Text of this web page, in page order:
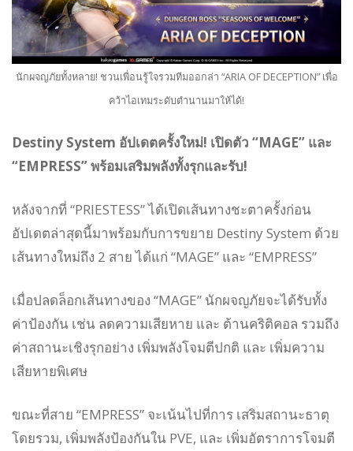
นักผจญภัยทั้งหลาย! ชวนเพื่อนรู้ใจรวมทีมออกล่า “ARIA OF DECEPTION” เพื่อ
คว้าไอเทมระดับตำนานมาให้ได้!
Destiny System อัปเดตครั้งใหม่! เปิดตัว “MAGE” และ
“EMPRESS” พร้อมเสริมพลังทั้งรุกและรับ!
หลังจากที่ “PRIESTESS” ได้เปิดเส้นทางชะตาครั้งก่อน
อัปเดตล่าสุดนี้มาพร้อมกับการขยาย Destiny System ด้วย
เส้นทางใหม่ถึง 2 สาย ได้แก่ “MAGE” และ “EMPRESS”
เมื่อปลดล็อกเส้นทางของ “MAGE” นักผจญภัยจะได้รับทั้ง
ค่าป้องกัน เช่น ลดความเสียหาย และ ต้านคริติคอล รวมถึง
ค่าสถานะเชิงรุกอย่าง เพิ่มพลังโจมตีปกติ และ เพิ่มความ
เสียหายพิเศษ
ขณะที่สาย “EMPRESS” จะเน้นไปที่การ เสริมสถานะธาตุ
โดยรวม, เพิ่มพลังป้องกันใน PVE, และ เพิ่มอัตราการโจมตี